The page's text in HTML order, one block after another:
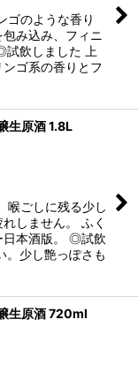
ゴのような香り
み込み、フィニ
試飲しました 上
ゴ系の香りとフ
生原酒 1.8L
喉ごしに残る少し
しません。 ふく
日本酒版。 ◎試飲
。少し艶っぽさも
生原酒 720ml